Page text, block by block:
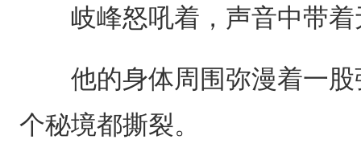
岐峰怒吼着，声音中带着
他的身体周围弥漫着一股
个秘境都撕裂。